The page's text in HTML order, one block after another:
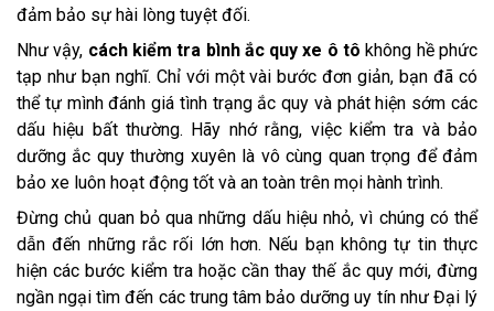
đảm bảo sự hài lòng tuyệt đối.
Như vậy, cách kiểm tra bình ắc quy xe ô tô không hề phức
tạp như bạn nghĩ. Chỉ với một vài bước đơn giản, bạn đã có
thể tự mình đánh giá tình trạng ắc quy và phát hiện sớm các
dấu hiệu bất thường. Hãy nhớ rằng, việc kiểm tra và bảo
dưỡng ắc quy thường xuyên là vô cùng quan trọng để đảm
bảo xe luôn hoạt động tốt và an toàn trên mọi hành trình.
Đừng chủ quan bỏ qua những dấu hiệu nhỏ, vì chúng có thể
dẫn đến những rắc rối lớn hơn. Nếu bạn không tự tin thực
hiện các bước kiểm tra hoặc cần thay thế ắc quy mới, đừng
ngần ngại tìm đến các trung tâm bảo dưỡng uy tín như Đại lý